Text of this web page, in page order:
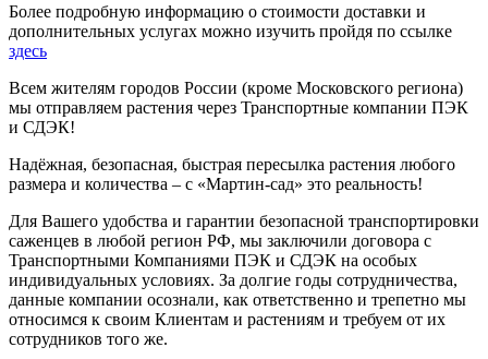
Более подробную информацию о стоимости доставки и
дополнительных услугах можно изучить пройдя по ссылке
здесь
Всем жителям городов России (кроме Московского региона)
мы отправляем растения через Транспортные компании ПЭК
и СДЭК!
Надёжная, безопасная, быстрая пересылка растения любого
размера и количества – с «Мартин-сад» это реальность!
Для Вашего удобства и гарантии безопасной транспортировки
саженцев в любой регион РФ, мы заключили договора с
Транспортными Компаниями ПЭК и СДЭК на особых
индивидуальных условиях. За долгие годы сотрудничества,
данные компании осознали, как ответственно и трепетно мы
относимся к своим Клиентам и растениям и требуем от их
сотрудников того же.